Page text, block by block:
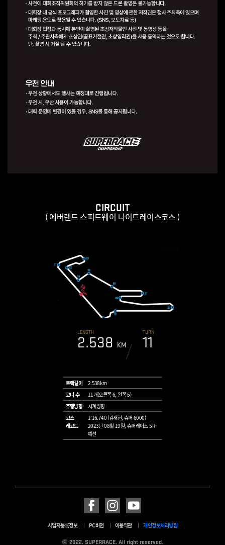
CIRCUIT
( 에버랜드 스피드웨이 나이트레이스코스 )
LENGTH
2.538 KM
TURN
11
트랙길이
2.538km
코너 수
11개(오른쪽 6, 왼쪽 5)
주행방향
시계방향
코스
레코드
1:16.740 (김재현, 슈퍼 6000)
2023년 08월 19일, 슈퍼레이스 5R
예선
사업자등록정보 PC버전 이용약관 개인정보처리방침
2022. SUPERRACE. All right reserved.